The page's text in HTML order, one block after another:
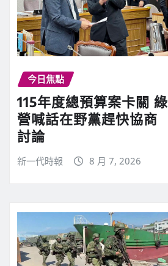
今日焦點
115年度總預算案卡關 綠
營喊話在野黨趕快協商
討論
新一代時報 8 月 7, 2026